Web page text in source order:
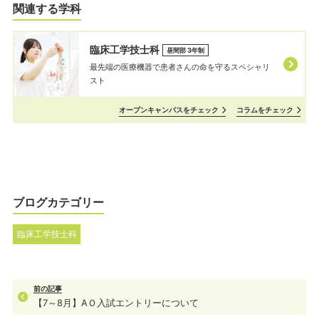
関連する学科
臨床工学技士科 昼間部 3年制
最先端の医療機器で患者さんの命を守るスペシャリ
スト
オープンキャンパスをチェック コラムをチェック
ブログカテゴリー
臨床工学技士科
前の記事
【7～8月】AＯ入試エントリーについて